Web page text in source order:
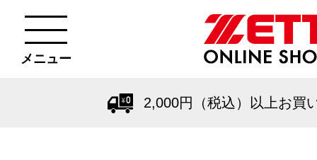
メニュー
2,000円（税込）以上お買